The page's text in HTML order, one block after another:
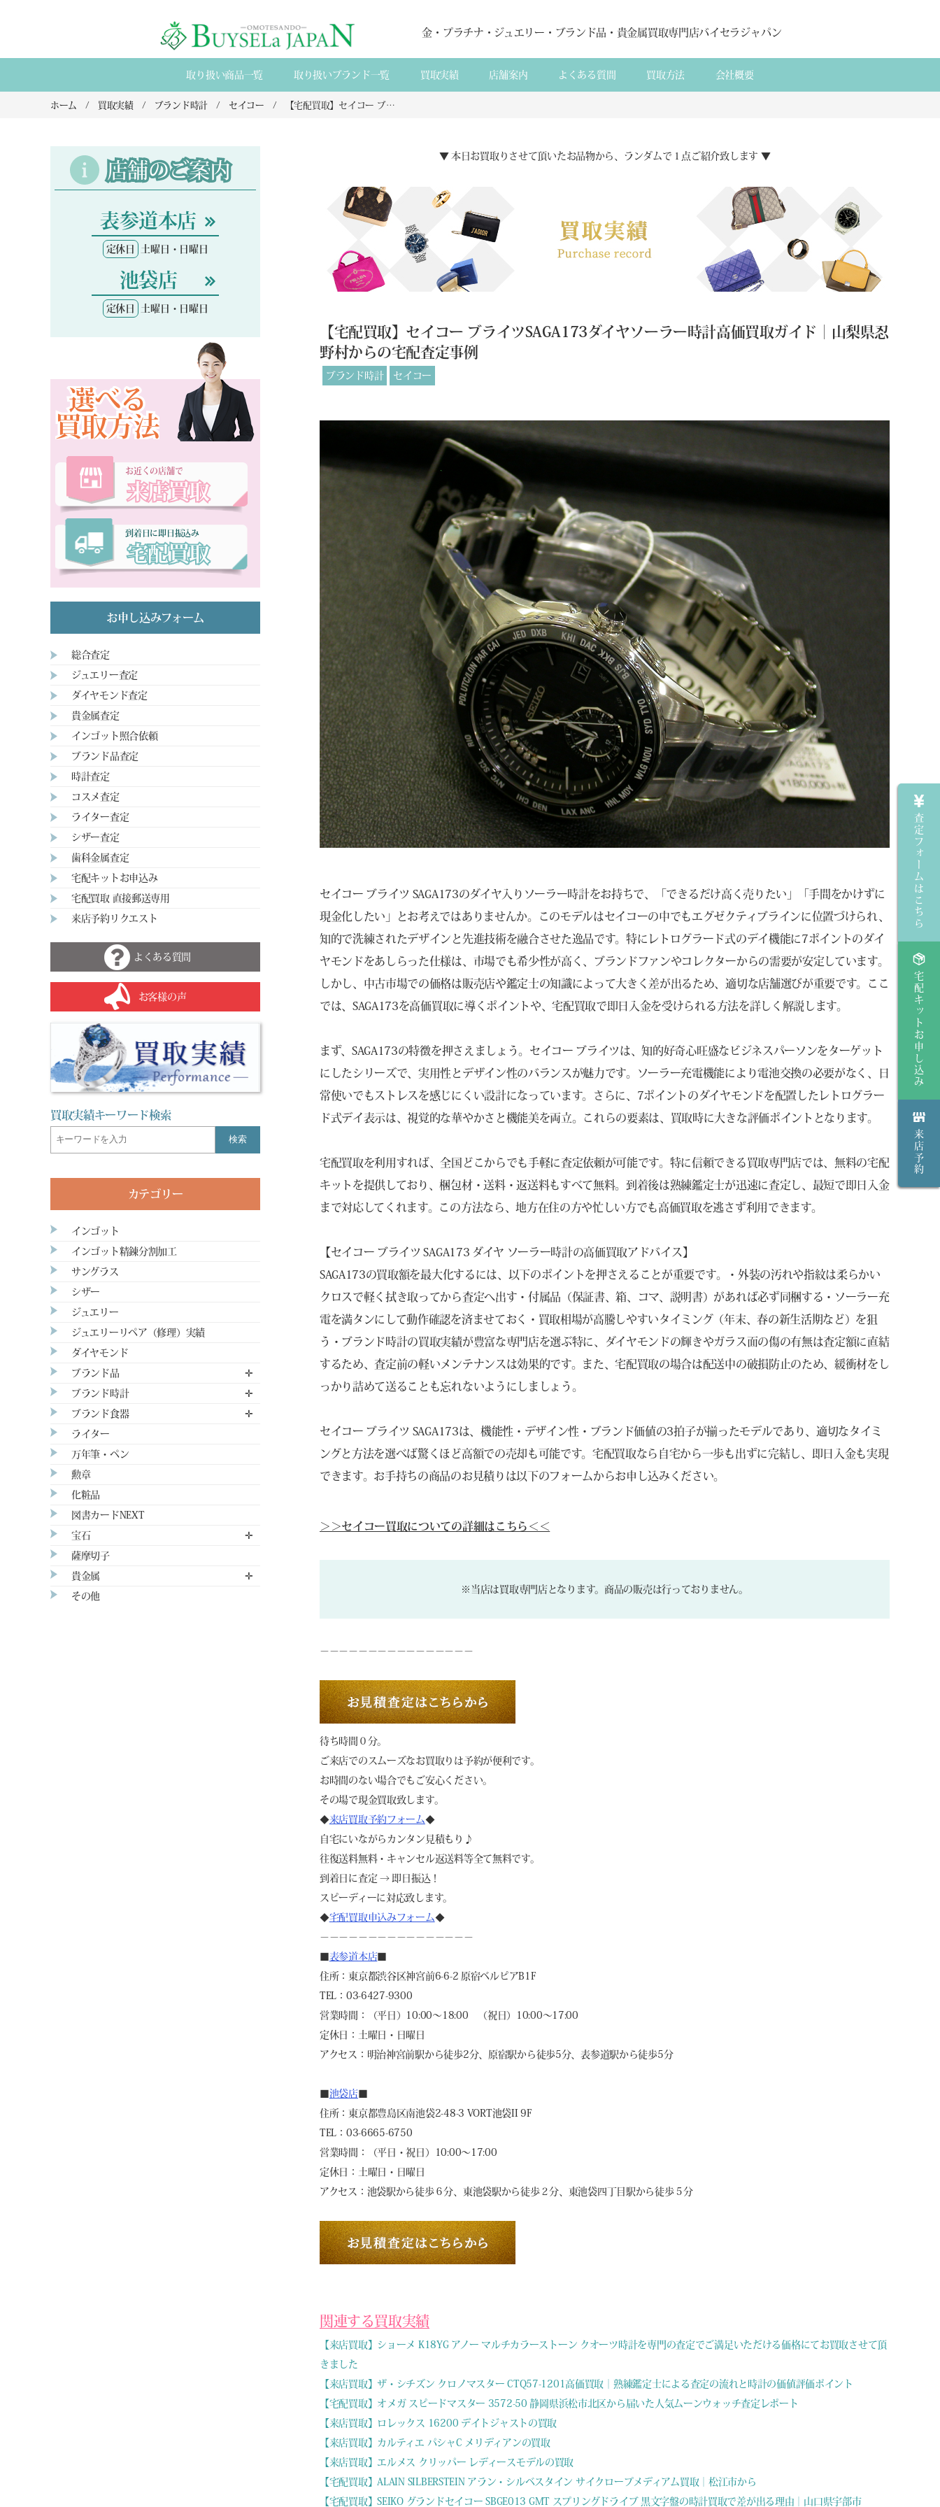
金・プラチナ・ジュエリー・ブランド品・貴金属買取専門店バイセラジャパン
取り扱い商品一覧 取り扱いブランド一覧 買取実績 店舗案内 よくある質間 買取方法 会社概要
ホーム 買取実績 ブランド時計 セイコー 【宅配買取】セイコー ブライツSAGA173ダイヤソーラー時計高価買取ガイド｜山梨県忍野村からの宅配査定事例
▼ 本日お買取りさせて頂いたお品物から、ランダムで１点ご紹介致します ▼
【宅配買取】セイコー ブライツSAGA173ダイヤソーラー時計高価買取ガイド｜山梨県忍
野村からの宅配査定事例
ブランド時計 セイコー
セイコー ブライツ SAGA173のダイヤ入りソーラー時計をお持ちで、「できるだけ高く売りたい」「手間をかけずに
現金化したい」とお考えではありませんか。このモデルはセイコーの中でもエグゼクティブラインに位置づけられ、
知的で洗練されたデザインと先進技術を融合させた逸品です。特にレトログラード式のデイ機能に7ポイントのダイ
ヤモンドをあしらった仕様は、市場でも希少性が高く、ブランドファンやコレクターからの需要が安定しています。
しかし、中古市場での価格は販売店や鑑定士の知識によって大きく差が出るため、適切な店舗選びが重要です。ここ
では、SAGA173を高価買取に導くポイントや、宅配買取で即日入金を受けられる方法を詳しく解説します。
まず、SAGA173の特徴を押さえましょう。セイコー ブライツは、知的好奇心旺盛なビジネスパーソンをターゲット
にしたシリーズで、実用性とデザイン性のバランスが魅力です。ソーラー充電機能により電池交換の必要がなく、日
常使いでもストレスを感じにくい設計になっています。さらに、7ポイントのダイヤモンドを配置したレトログラー
ド式デイ表示は、視覚的な華やかさと機能美を両立。これらの要素は、買取時に大きな評価ポイントとなります。
宅配買取を利用すれば、全国どこからでも手軽に査定依頼が可能です。特に信頼できる買取専門店では、無料の宅配
キットを提供しており、梱包材・送料・返送料もすべて無料。到着後は熟練鑑定士が迅速に査定し、最短で即日入金
まで対応してくれます。この方法なら、地方在住の方や忙しい方でも高価買取を逃さず利用できます。
【セイコー ブライツ SAGA173 ダイヤ ソーラー時計の高価買取アドバイス】
SAGA173の買取額を最大化するには、以下のポイントを押さえることが重要です。・外装の汚れや指紋は柔らかい
クロスで軽く拭き取ってから査定へ出す・付属品（保証書、箱、コマ、説明書）があれば必ず同梱する・ソーラー充
電を満タンにして動作確認を済ませておく・買取相場が高騰しやすいタイミング（年末、春の新生活期など）を狙
う・ブランド時計の買取実績が豊富な専門店を選ぶ特に、ダイヤモンドの輝きやガラス面の傷の有無は査定額に直結
するため、査定前の軽いメンテナンスは効果的です。また、宅配買取の場合は配送中の破損防止のため、緩衝材をし
っかり詰めて送ることも忘れないようにしましょう。
セイコー ブライツ SAGA173は、機能性・デザイン性・ブランド価値の3拍子が揃ったモデルであり、適切なタイミ
ングと方法を選べば驚くほど高額での売却も可能です。宅配買取なら自宅から一歩も出ずに完結し、即日入金も実現
できます。お手持ちの商品のお見積りは以下のフォームからお申し込みください。
＞＞セイコー買取についての詳細はこちら＜＜
※当店は買取専門店となります。商品の販売は行っておりません。
－－－－－－－－－－－－－－－－
待ち時間０分。
ご来店でのスムーズなお買取りは予約が便利です。
お時間のない場合でもご安心ください。
その場で現金買取致します。
◆来店買取予約フォーム◆
自宅にいながらカンタン見積もり♪
往復送料無料・キャンセル返送料等全て無料です。
到着日に査定 → 即日振込！
スピーディーに対応致します。
◆宅配買取申込みフォーム◆
－－－－－－－－－－－－－－－－
表参道本店
住所：東京都渋谷区神宮前6-6-2 原宿ベルピアB1F
TEL：03-6427-9300
営業時間：（平日）10:00～18:00 （祝日）10:00～17:00
定休日：土曜日・日曜日
アクセス：明治神宮前駅から徒歩2分、原宿駅から徒歩5分、表参道駅から徒歩5分
池袋店
住所：東京都豊島区南池袋2-48-3 VORT池袋II 9F
TEL：03-6665-6750
営業時間：（平日・祝日）10:00～17:00
定休日：土曜日・日曜日
アクセス：池袋駅から徒歩６分、東池袋駅から徒歩２分、東池袋四丁目駅から徒歩５分
関連する買取実績
【来店買取】ショーメ K18YG アノー マルチカラーストーン クオーツ時計を専門の査定でご満足いただける価格にてお買取させて頂
きました
【来店買取】ザ・シチズン クロノマスター CTQ57-1201高価買取｜熟練鑑定士による査定の流れと時計の価値評価ポイント
【宅配買取】オメガ スピードマスター 3572-50 静岡県浜松市北区から届いた人気ムーンウォッチ査定レポート
【来店買取】ロレックス 16200 デイトジャストの買取
【来店買取】カルティエ パシャC メリディアンの買取
【来店買取】エルメス クリッパー レディースモデルの買取
【宅配買取】ALAIN SILBERSTEIN アラン・シルベスタイン サイクロープメディアム買取｜松江市から
【宅配買取】SEIKO グランドセイコー SBGE013 GMT スプリングドライブ 黒文字盤の時計買取で差が出る理由｜山口県宇部市
店舗のご案内
表参道本店
定休日 土曜日・日曜日
池袋店
定休日 土曜日・日曜日
選べる
買取方法
お近くの店舗で
来店買取
到着日に即日振込み
宅配買取
お申し込みフォーム
総合査定
ジュエリー査定
ダイヤモンド査定
貴金属査定
インゴット照合依頼
ブランド品査定
時計査定
コスメ査定
ライター査定
シザー査定
歯科金属査定
宅配キットお申込み
宅配買取 直接郵送専用
来店予約リクエスト
よくある質問
お客様の声
買取実績キーワード検索
検索
カテゴリー
インゴット
インゴット精錬分割加工
サングラス
シザー
ジュエリー
ジュエリーリペア（修理）実績
ダイヤモンド
ブランド品 ✛
ブランド時計 ✛
ブランド食器 ✛
ライター
万年筆・ペン
勲章
化粧品
図書カードNEXT
宝石 ✛
薩摩切子
貴金属 ✛
その他
査定フォームはこちら
宅配キットお申し込み
来店予約